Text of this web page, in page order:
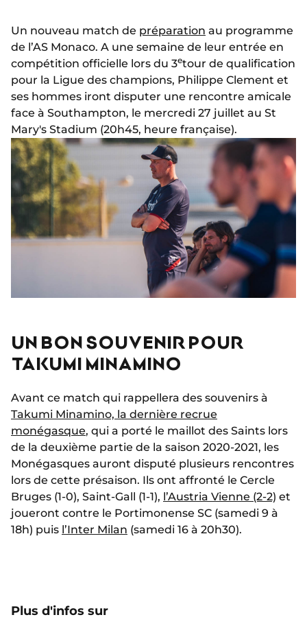
Un nouveau match de préparation au programme
de l’AS Monaco. A une semaine de leur entrée en
compétition officielle lors du 3etour de qualification
pour la Ligue des champions, Philippe Clement et
ses hommes iront disputer une rencontre amicale
face à Southampton, le mercredi 27 juillet au St
Mary's Stadium (20h45, heure française).
UN BON SOUVENIR POUR
TAKUMI MINAMINO
Avant ce match qui rappellera des souvenirs à
Takumi Minamino, la dernière recrue
monégasque, qui a porté le maillot des Saints lors
de la deuxième partie de la saison 2020-2021, les
Monégasques auront disputé plusieurs rencontres
lors de cette présaison. Ils ont affronté le Cercle
Bruges (1-0), Saint-Gall (1-1), l’Austria Vienne (2-2) et
joueront contre le Portimonense SC (samedi 9 à
18h) puis l’Inter Milan (samedi 16 à 20h30).
Plus d'infos sur